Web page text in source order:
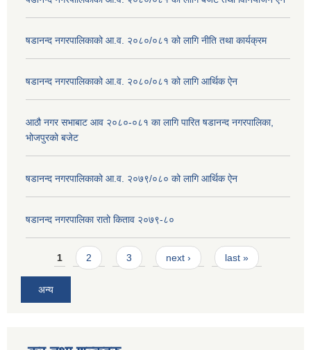
षडानन्द नगरपालिकाको आ.व. २०८०/०८१ को लागि नीति तथा कार्यक्रम
षडानन्द नगरपालिकाको आ.व. २०८०/०८१ को लागि आर्थिक ऐन
आठौ नगर सभाबाट आव २०८०-०८१ का लागि पारित षडानन्द नगरपालिका,
भोजपुरको बजेट
षडानन्द नगरपालिकाको आ.व. २०७९/०८० को लागि आर्थिक ऐन
षडानन्द नगरपालिका रातो किताव २०७९-८०
Pages
1 2 3 next › last »
अन्य